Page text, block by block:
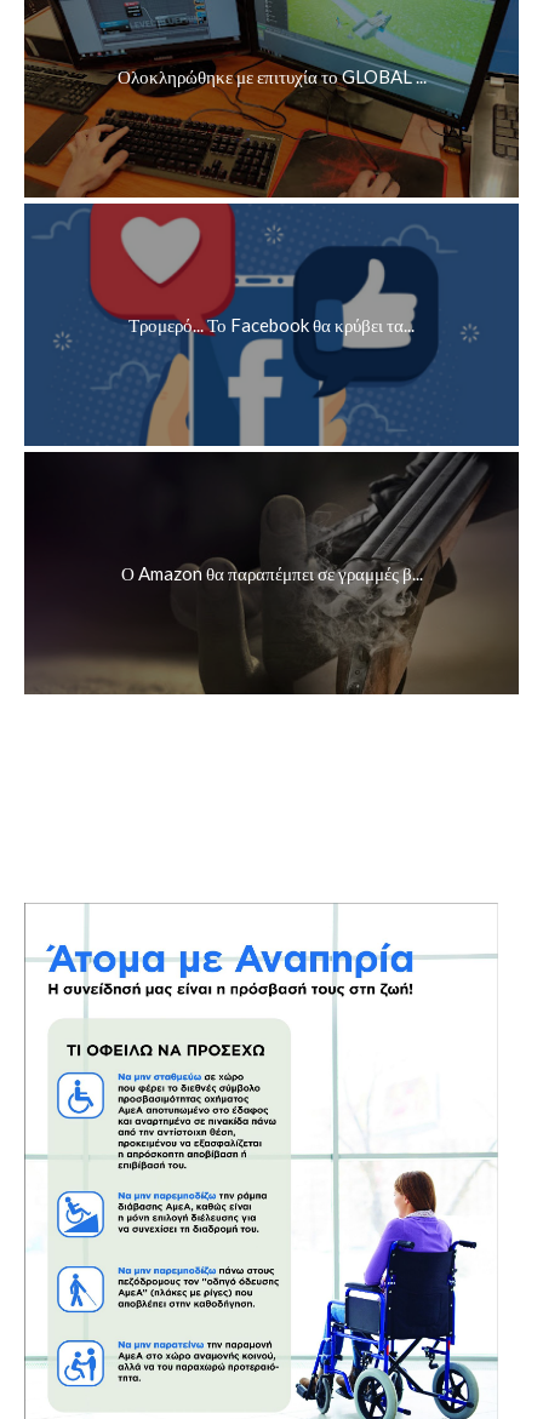
Ολοκληρώθηκε με επιτυχία το GLOBAL ...
Τρομερό... Το Facebook θα κρύβει τα...
Ο Amazon θα παραπέμπει σε γραμμές β...